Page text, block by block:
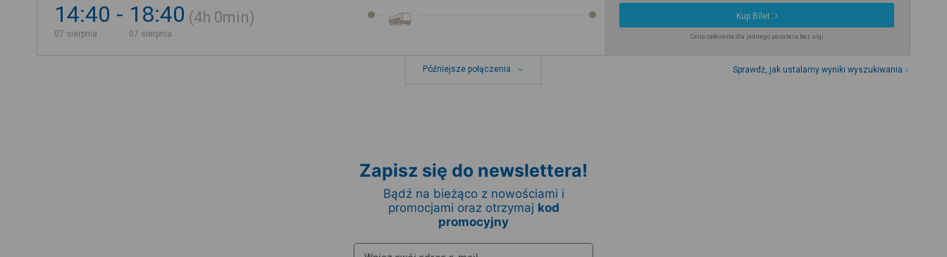
14:40
07 sierpnia
18:40
07 sierpnia
4h 0min Kup Bilet
Cena całkowita dla jednego pasażera bez ulgi
Późniejsze połączenia Sprawdź, jak ustalamy wyniki wyszukiwania
Zapisz się do newslettera!
Bądź na bieżąco z nowościami i
promocjami oraz otrzymaj kod
promocyjny